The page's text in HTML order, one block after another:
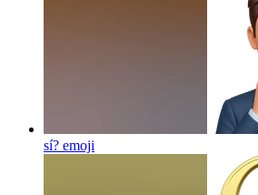
sí? emoji